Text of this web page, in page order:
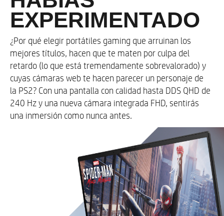
HP Imagepad compatible con la función multitáctil
Puertos de E/S externos traseros
1 USB Type-A con velocidad de señal de 5 Gbps
(HP Sleep and Charge)
1 USB Type-A con velocidad de señal de 5 Gbps
2 Thunderbolt™ 4 con USB Type-C® con
velocidad de señal de 40 Gbps (suministro de
energía por USB, DisplayPort™ 1.4, HP Sleep
EXENCIONES DE RESPONSABILIDAD:
* Para conseguir mejores resultados con HP Sleep and
Charge, utiliza un cable estándar con protocolo de carga
USB o un adaptador de cable con un dispositivo externo.
EXPERIMENTADO
¿Por qué elegir portátiles gaming que arruinan los
mejores títulos, hacen que te maten por culpa del
retardo (lo que está tremendamente sobrevalorado) y
cuyas cámaras web te hacen parecer un personaje de
la PS2? Con una pantalla con calidad hasta DDS QHD de
240 Hz y una nueva cámara integrada FHD, sentirás
una inmersión como nunca antes.